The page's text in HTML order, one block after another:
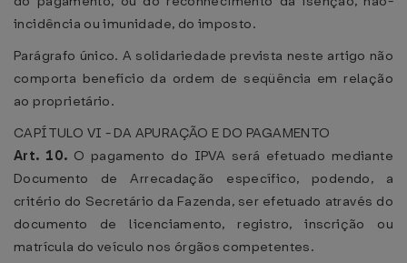
incidência ou imunidade, do imposto.
Parágrafo único. A solidariedade prevista neste artigo não
comporta benefício da ordem de seqüência em relação
ao proprietário.
CAPÍTULO VI - DA APURAÇÃO E DO PAGAMENTO
Art. 10. O pagamento do IPVA será efetuado mediante
Documento de Arrecadação específico, podendo, a
critério do Secretário da Fazenda, ser efetuado através do
documento de licenciamento, registro, inscrição ou
matrícula do veículo nos órgãos competentes.